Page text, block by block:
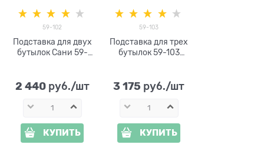
59-102
Подставка для двух
бутылок Сани 59-
2 440 руб./шт
КУПИТЬ
59-103
Подставка для трех
бутылок 59-103
3 175 руб./шт
КУПИТЬ